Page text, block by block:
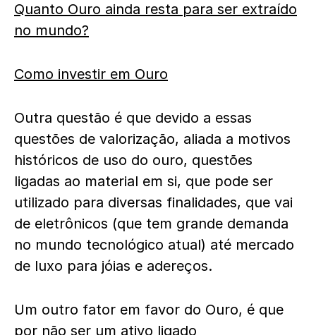
Quanto Ouro ainda resta para ser extraído
no mundo?
Como investir em Ouro
Outra questão é que devido a essas
questões de valorização, aliada a motivos
históricos de uso do ouro, questões
ligadas ao material em si, que pode ser
utilizado para diversas finalidades, que vai
de eletrônicos (que tem grande demanda
no mundo tecnológico atual) até mercado
de luxo para jóias e adereços.
Um outro fator em favor do Ouro, é que
por não ser um ativo ligado